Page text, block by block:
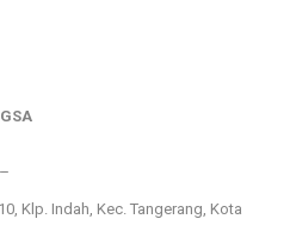
Klp. Indah, Kec. Tangerang, Kota